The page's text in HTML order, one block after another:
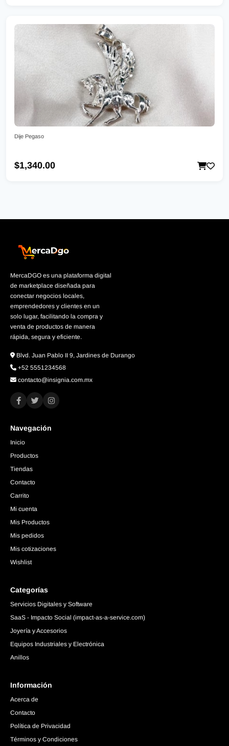
Dije Pegaso
$1,340.00
MercaDGO es una plataforma digital
de marketplace diseñada para
conectar negocios locales,
emprendedores y clientes en un
solo lugar, facilitando la compra y
venta de productos de manera
rápida, segura y eficiente.
Blvd. Juan Pablo II 9, Jardines de Durango
+52 5551234568
contacto@insignia.com.mx
Navegación
Inicio
Productos
Tiendas
Contacto
Carrito
Mi cuenta
Mis Productos
Mis pedidos
Mis cotizaciones
Wishlist
Categorías
Servicios Digitales y Software
SaaS - Impacto Social (impact-as-a-service.com)
Joyería y Accesorios
Equipos Industriales y Electrónica
Anillos
Información
Acerca de
Contacto
Política de Privacidad
Términos y Condiciones